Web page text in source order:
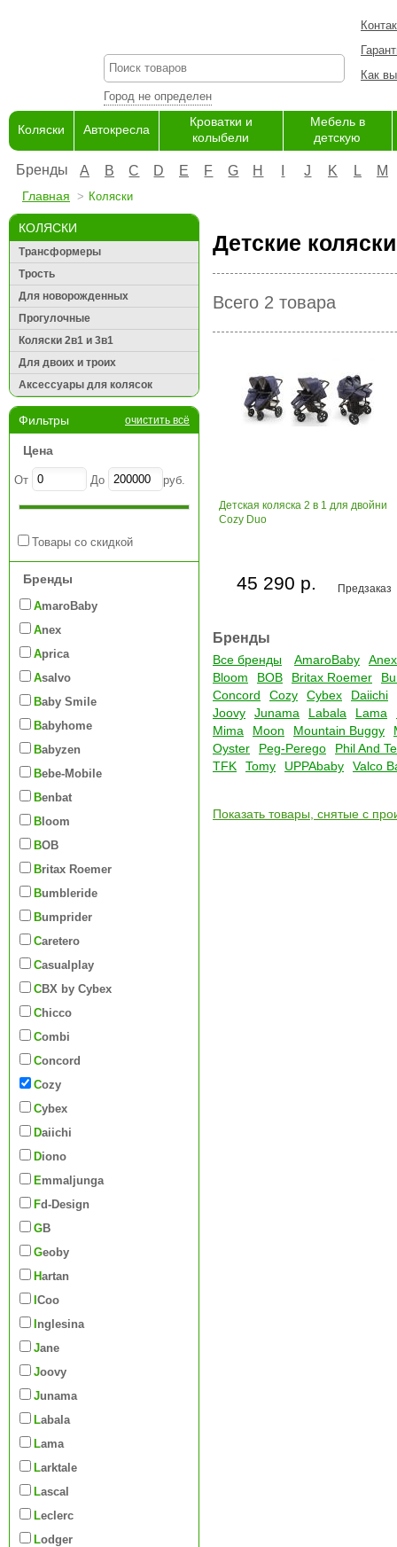
Город не определен
Как
Коляски Автокресла
Кроватки и
колыбели
Мебель в
детскую
Бренды A B C D E F G H J K L M
Главная Коляски
КОЛЯСКИ
Трансформеры
Трость
Для новорожденных
Прогулочные
Коляски 2в1 и 3в1
Для двоих и троих
Аксессуары для колясок
Фильтры очистить всё
Цена
От До руб.
Товары со скидкой
Бренды
AmaroBaby
Anex
Aprica
Asalvo
Baby Smile
Babyhome
Babyzen
Bebe-Mobile
Benbat
Bloom
BOB
Britax Roemer
Bumbleride
Bumprider
Caretero
Casualplay
CBX by Cybex
Chicco
Combi
Concord
Cozy
Cybex
Daiichi
Diono
Emmaljunga
Fd-Design
GB
Geoby
Hartan
iCoo
Inglesina
Jane
Joovy
Junama
Labala
Lama
Larktale
Lascal
Leclerc
Lodger
Детские коляски
Всего 2 товара
Детская коляска 2 в 1 для двойни
Cozy Duo
Предзаказ
45 290 р.
Бренды
Все бренды AmaroBaby
Anex
Bloom
BOB Britax Roemer
Concord
Cozy Cybex
Daiichi
Joovy
Junama Labala Lama
Mima
Moon Mountain Buggy
Oyster
Peg-Perego
Phil And
TFK
Tomy UPPAbaby Valco
Показать товары, снятые с